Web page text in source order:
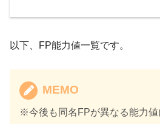
以下、FP能力値一覧です。
MEMO
※今後も同名FPが異なる能力